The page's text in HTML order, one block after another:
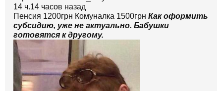
14 ч.14 часов назад
Пенсия 1200грн Комуналка 1500грн Как оформить
субсидию, уже не актуально. Бабушки
готовятся к другому.